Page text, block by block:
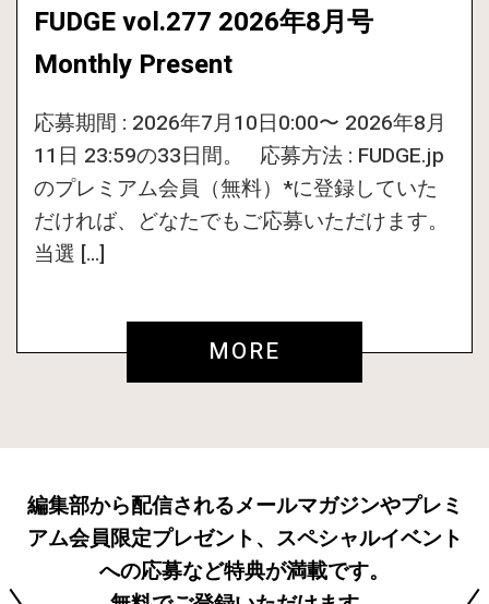
FUDGE vol.277 2026年8月号
Monthly Present
応募期間 : 2026年7月10日0:00〜 2026年8月
11日 23:59の33日間。 応募方法 : FUDGE.jp
のプレミアム会員（無料）*に登録していた
だければ、どなたでもご応募いただけます。
当選 […]
MORE
編集部から配信されるメールマガジンやプレミ
アム会員限定プレゼント、スペシャルイベント
への応募など特典が満載です。